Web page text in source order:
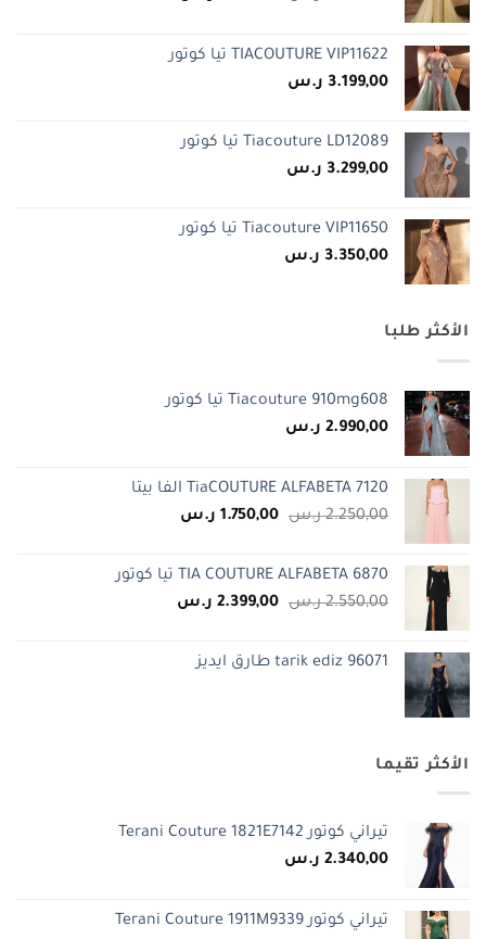
2.990,00 ر.س.
1.599,00 ر.س.
TIACOUTURE VIP11622 تيا كوتور
3.199,00 ر.س
Tiacouture LD12089 تيا كوتور
3.299,00 ر.س
Tiacouture VIP11650 تيا كوتور
3.350,00 ر.س
الأكثر طلبا
Tiacouture 910mg608 تيا كوتور
2.990,00 ر.س
TiaCOUTURE ALFABETA 7120 الفا بيتا
2.250,00 ر.س السعر
2.250,00 ر.س.
1.750,00 ر.سالسعر
1.750,00 ر.س.TIA COUTURE ALFABETA 6870 تيا كوتور
2.550,00 ر.س السعر
2.550,00 ر.س.
2.399,00 ر.سالسعر
tarik ediz 96071 طارق ايديز
الأكثر تقيما
تيراني كوتور Terani Couture 1821E7142
2.340,00 ر.س
تيراني كوتور Terani Couture 1911M9339